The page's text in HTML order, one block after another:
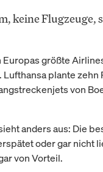
keine Flugzeuge,
größte
plante zehn
von
anders aus: Die
oder gar nicht
von Vorteil.